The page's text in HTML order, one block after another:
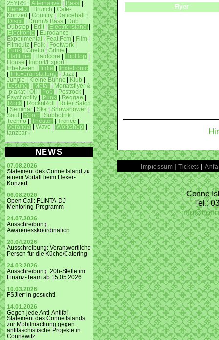
25YRS Alternative Bass
Benefiz
Brunch
Café-
Konzert
Country Dancehall
Disco
Drum & Bass Dub
Dubstep
Edit Electric island
Electronic
Eurodance
Experimental
Feat.Fem Film
Filmquiz
Folk Footwork
Funk
Ghetto Grime
Halftime
Hardcore HipHop
House
Import/Export
Inbetween
Indie
Indietronic
Infoveranstaltung Jazz
Jungle
Kleine Bühne Klub
Lesung
Metal
Monatsflyer &
-plakat
Oi! Pop Postrock
Psychobilly
Punk Reggae
Rock
RocknRoll
Roter Salon
Seminar Ska Snowshower
Soul
Sport Subbotnik
Techno
Theater Trance
Veranda
Wave Workshop
tanzbar
NEWS
07.08.2026
Statement des Conne Island zu
einem Vorfall beim Hexer-
Konzert
06.08.2026
Open Call: FLINTA-DJ
Mentoring-Programm
24.07.2026
Ausschreibung:
Awarenesskoordination
20.04.2026
Ausschreibung: Verantwortliche
Person für die Küche/Catering
24.03.2026
Ausschreibung: 20h-Stelle im
Finanz-Team ab 15.05.2026
10.03.2026
FSJler*in gesucht!
14.01.2026
Gegen jede Anti-Antifa!
Statement des Conne Islands
zur Mobilmachung gegen
antifaschistische Projekte in
Connewitz
Flyer
Impressum |Tickets |
Conne
Tel.: